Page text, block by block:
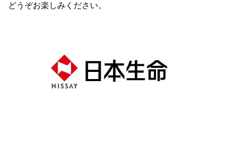
どうぞお楽しみください。